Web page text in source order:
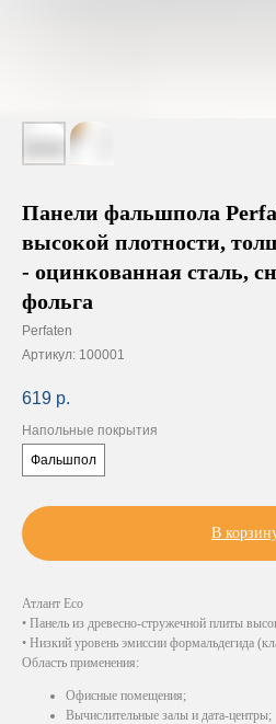
Панели фальшпола
высокой плотности,
- оцинкованная сталь,
фольга
Perfaten
Артикул: 100001
619 р.
Напольные покрытия
Фальшпол
В
Атлант Eco
• Панель из древесно-стружечной плиты
• Низкий уровень эмиссии формальдегида
Область применения:
Офисные помещения;
Вычислительные залы и дата-центры;